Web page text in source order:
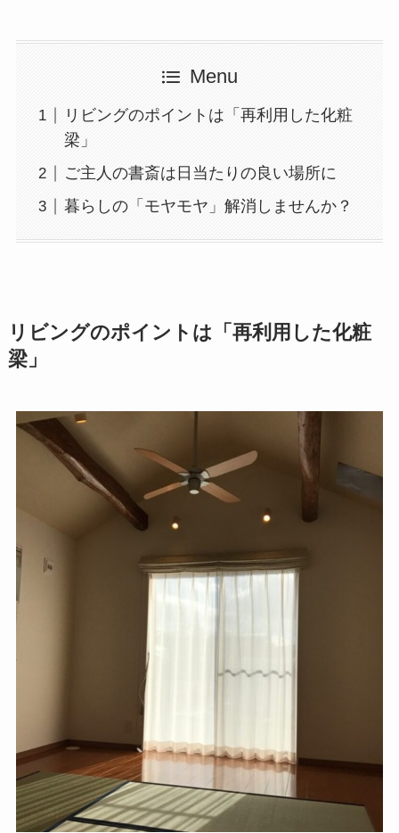
Menu
リビングのポイントは「再利用した化粧
梁」
ご主人の書斎は日当たりの良い場所に
暮らしの「モヤモヤ」解消しませんか？
リビングのポイントは「再利用した化粧
梁」